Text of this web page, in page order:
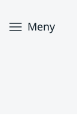
Meny